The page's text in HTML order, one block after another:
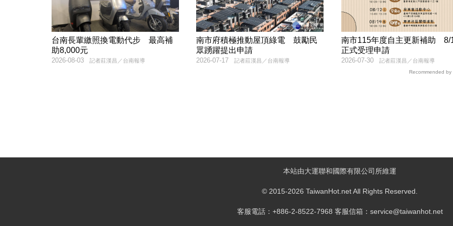
台南長輩繳照換電動代步 最高補
助8,000元
記者莊漢昌／台南報導
2026-08-03
南市府積極推動屋頂綠電 鼓勵民
眾踴躍提出申請
記者莊漢昌／台南報導
2026-07-17
南市115年度自主更新補助 8/
正式受理申請
記者莊漢昌／台南報導
2026-07-30
Recommended by
本站由大運聯和國際有限公司所維運
© 2015-2026 TaiwanHot.net All Rights Reserved.
客服電話：+886-2-8522-7968 客服信箱：service@taiwanhot.net